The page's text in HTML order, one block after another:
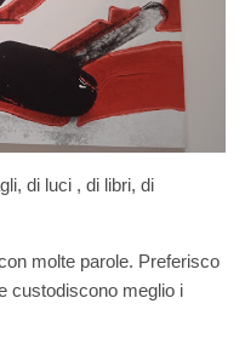
di luci , di libri, di
molte parole. Preferisco
custodiscono meglio i